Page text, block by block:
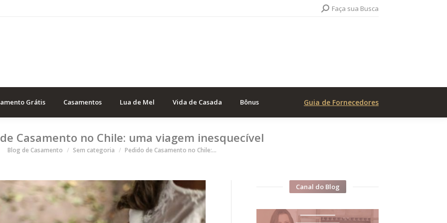
Search:Faça sua Busca
Grátis Casamentos Lua de Mel Vida de Casada Bônus Guia de Fornecedores
Casamento no Chile: uma viagem inesquecível
Você está aqui
Blog de Casamento Sem categoria Pedido de Casamento no Chile:…
Canal do Blog